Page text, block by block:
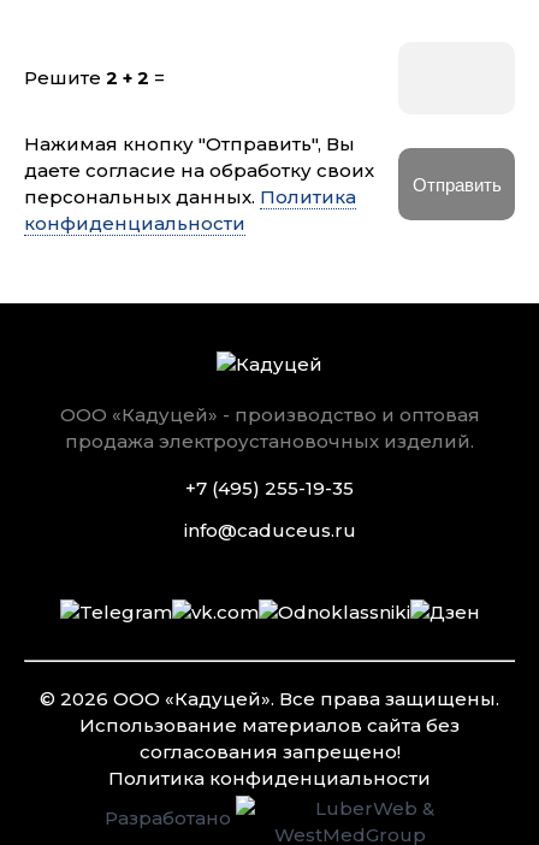
Решите 2 + 2 =
Нажимая кнопку "Отправить", Вы
даете согласие на обработку своих
персональных данных. Политика
конфиденциальности
ООО «Кадуцей» - производство и оптовая
продажа электроустановочных изделий.
+7 (495) 255-19-35
info@caduceus.ru
© 2026 ООО «Кадуцей». Все права защищены.
Использование материалов сайта без
согласования запрещено!
Политика конфиден­циальности
Разработано